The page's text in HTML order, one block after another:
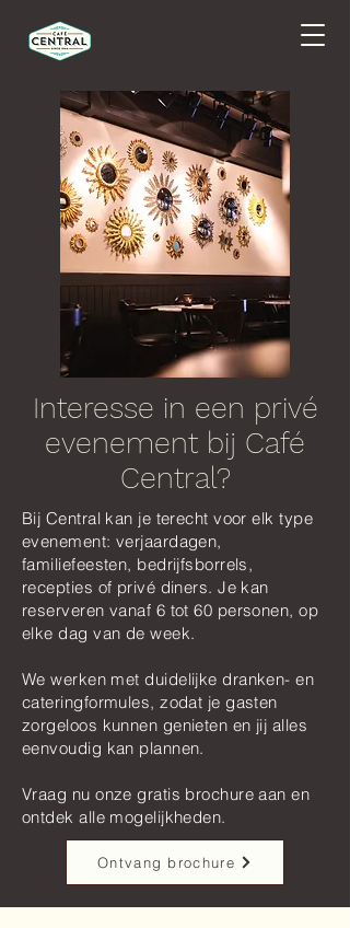
Interesse in een privé
evenement bij Café
Central?
Bij Central kan je terecht voor elk type
evenement: verjaardagen,
familiefeesten, bedrijfsborrels,
recepties of privé diners. Je kan
reserveren vanaf 6 tot 60 personen, op
elke dag van de week.
We werken met duidelijke dranken- en
cateringformules, zodat je gasten
zorgeloos kunnen genieten en jij alles
eenvoudig kan plannen.
Vraag nu onze gratis brochure aan en
ontdek alle mogelijkheden.
Ontvang brochure